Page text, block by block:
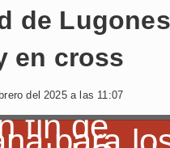
de
en cross
del 2025 a las 11:07